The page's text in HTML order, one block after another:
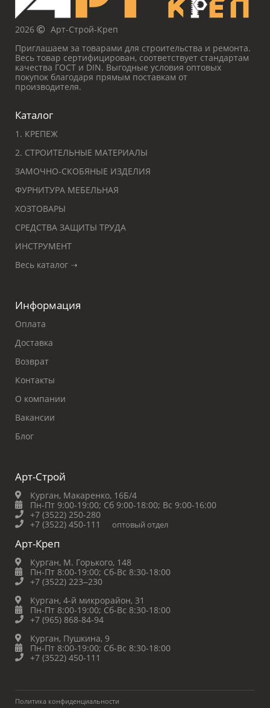
2026
Арт-Строй-Креп
Приглашаем за товарами для строительства и ремонта.
Весь товар сертифицирован, соответствует стандартам
качества ГОСТ и DIN. Выгодные условия оптовых
покупок благодаря прямым поставкам от
производителя.
Каталог
1. КРЕПЕЖ
2. СТРОИТЕЛЬНЫЕ МАТЕРИАЛЫ
ЗАМОЧНО-СКОБЯНЫЕ ИЗДЕЛИЯ
ФУРНИТУРА МЕБЕЛЬНАЯ
ХОЗТОВАРЫ
СРЕДСТВА ЗАЩИТЫ ТРУДА
ИНСТРУМЕНТ
Весь каталог ➝
Информация
Оплата
Доставка
Возврат
Контакты
О компании
Вакансии
Блог
Арт-Строй
Курган, Макаренко, 16Б/4
Пн-Пт 9:00-19:00; Сб 9:00-18:00; Вс 9:00-16:00
+7 (3522) 250-280
+7 (3522) 450-111
оптовый отдел
Арт-Креп
Курган, М. Горького, 148
Пн-Пт 8:00-19:00; Сб-Вс 8:30-18:00
+7 (3522) 223‒230
Курган, 4-й микрорайон, 31
Пн-Пт 8:00-19:00; Сб-Вс 8:30-18:00
+7 (965) 868-84-94
Курган, Пушкина, 9
Пн-Пт 8:00-19:00; Сб-Вс 8:30-18:00
+7 (3522) 450-111
Политика конфиденциальности